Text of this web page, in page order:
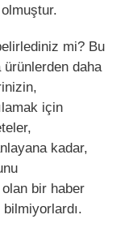
mi? Bu
daha
için
kadar,
bir haber
bilmiyorlardı.